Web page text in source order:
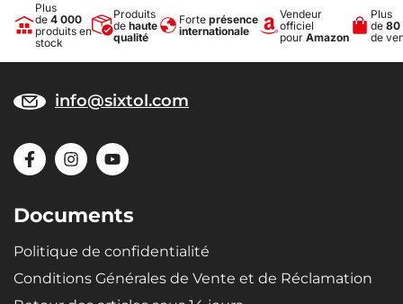
Plus
de 4 000
produits en
stock
Produits
de haute
qualité
Forte présence
internationale
Vendeur
officiel
pour Amazon
Plus
de 80
de
info@sixtol.com
Documents
Politique de confidentialité
Conditions Générales de Vente et de Réclamation